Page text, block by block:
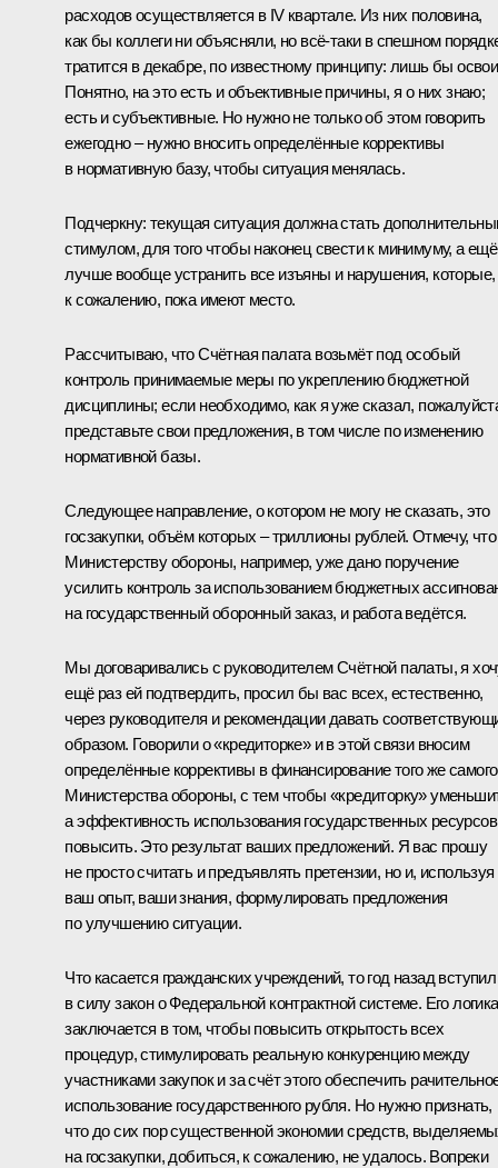
расходов осуществляется в IV квартале. Из них половина,
как бы коллеги ни объясняли, но всё‑таки в спешном
тратится в декабре, по известному принципу: лишь бы
Понятно, на это есть и объективные причины, я о них знаю;
есть и субъективные. Но нужно не только об этом говорить
ежегодно – нужно вносить определённые коррективы
в нормативную базу, чтобы ситуация менялась.
Подчеркну: текущая ситуация должна стать
стимулом, для того чтобы наконец свести к минимуму, а ещё
лучше вообще устранить все изъяны и нарушения, которые,
к сожалению, пока имеют место.
Рассчитываю, что Счётная палата возьмёт под особый
контроль принимаемые меры по укреплению бюджетной
дисциплины; если необходимо, как я уже сказал,
представьте свои предложения, в том числе по изменению
нормативной базы.
Следующее направление, о котором не могу не сказать, это
госзакупки, объём которых – триллионы рублей. Отмечу, что
Министерству обороны, например, уже дано поручение
усилить контроль за использованием бюджетных
на государственный оборонный заказ, и работа ведётся.
Мы договаривались с руководителем Счётной палаты, я
ещё раз ей подтвердить, просил бы вас всех, естественно,
через руководителя и рекомендации давать
образом. Говорили о «кредиторке» и в этой связи вносим
определённые коррективы в финансирование того же самого
Министерства обороны, с тем чтобы «кредиторку»
а эффективность использования государственных ресурсов
повысить. Это результат ваших предложений. Я вас прошу
не просто считать и предъявлять претензии, но и, используя
ваш опыт, ваши знания, формулировать предложения
по улучшению ситуации.
Что касается гражданских учреждений, то год назад вступил
в силу закон о Федеральной контрактной системе. Его логика
заключается в том, чтобы повысить открытость всех
процедур, стимулировать реальную конкуренцию между
участниками закупок и за счёт этого обеспечить
использование государственного рубля. Но нужно признать,
что до сих пор существенной экономии средств,
на госзакупки, добиться, к сожалению, не удалось. Вопреки